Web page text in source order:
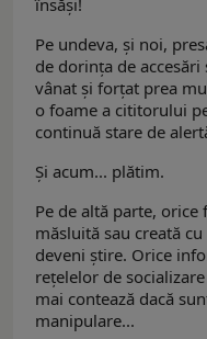
însăși!
Pe undeva, și noi,
de dorința de
vânat și forțat prea
o foame a cititorului
continuă stare de
Și acum... plătim.
Pe de altă parte,
măsluită sau creată
deveni știre. Orice
rețelelor de
mai contează dacă
manipulare...